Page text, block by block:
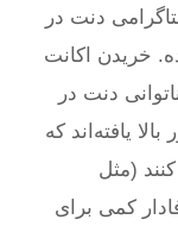
دنت در
خریدن اکانت
دنت در
یافته‌اند که
(مثل
کمی برای